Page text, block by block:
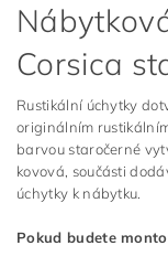
Corsica
Rustikální úchytky
originálním
barvou staročerné
kovová, součásti
úchytky k nábytku.
Pokud budete